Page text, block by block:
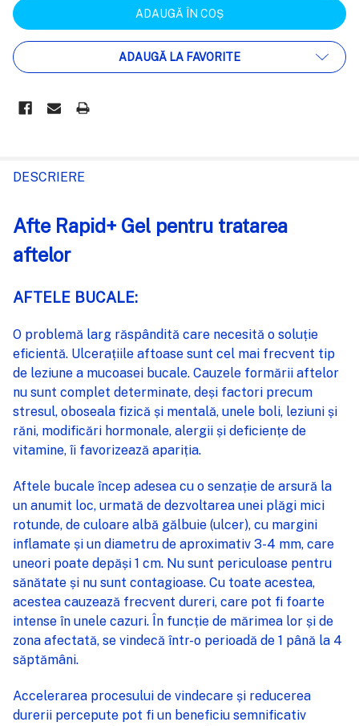
ADAUGĂ LA FAVORITE
CUMPARATE
SELECTEAZĂ
TOT
ADAUGĂ
DESCRIERE
Afte Rapid+ Gel pentru tratarea
aftelor
AFTELE BUCALE:
O problemă larg răspândită care necesită o soluție
eficientă. Ulcerațiile aftoase sunt cel mai frecvent tip
de leziune a mucoasei bucale. Cauzele formării aftelor
nu sunt complet determinate, deși factori precum
stresul, oboseala fizică și mentală, unele boli, leziuni și
răni, modificări hormonale, alergii și deficiențe de
vitamine, îi favorizează apariția.
Aftele bucale încep adesea cu o senzație de arsură la
un anumit loc, urmată de dezvoltarea unei plăgi mici
rotunde, de culoare albă gălbuie (ulcer), cu margini
inflamate și un diametru de aproximativ 3-4 mm, care
uneori poate depăși 1 cm. Nu sunt periculoase pentru
sănătate și nu sunt contagioase. Cu toate acestea,
acestea cauzează frecvent dureri, care pot fi foarte
intense în unele cazuri. În funcție de mărimea lor și de
zona afectată, se vindecă într-o perioadă de 1 până la 4
săptămâni.
Accelerarea procesului de vindecare și reducerea
durerii percepute pot fi un beneficiu semnificativ